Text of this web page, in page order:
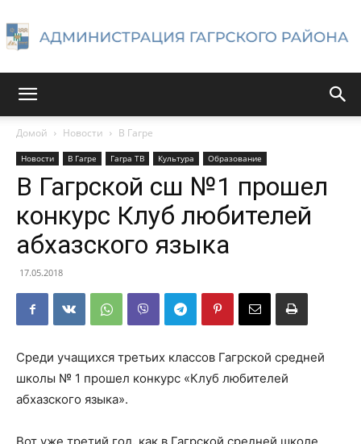
Гагрского
района
Домой Новости В Гагре
Новости В Гагре Гагра ТВ Культура Образование
В Гагрской сш №1 прошел
конкурс Клуб любителей
абхазского языка
17.05.2018
Среди учащихся третьих классов Гагрской средней
школы № 1 прошел конкурс «Клуб любителей
абхазского языка».